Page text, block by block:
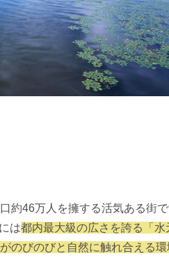
約46万人を擁する活気ある街
は都内最大級の広さを誇る「水
のびのびと自然に触れ合える環